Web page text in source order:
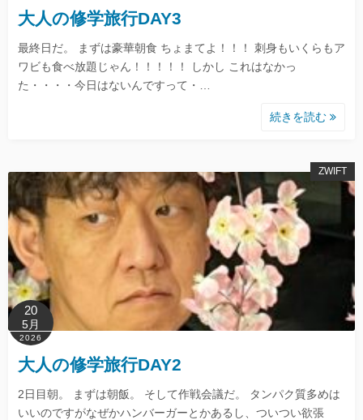
大人の修学旅行DAY3
最終日だ。 まずは豪華朝食 ちょまてよ！！！ 刺身もいくらもア
ワビも食べ放題じゃん！！！！！ しかし これはなかっ
た・・・・今日はないんですって・…
続きを読む
ZWIFT
20
5月
2026
大人の修学旅行DAY2
2日目朝。 まずは朝飯。 そして作戦会議だ。 タンパク質多めは
いいのですがなぜかハンバーガーとかあるし、ついつい欲張